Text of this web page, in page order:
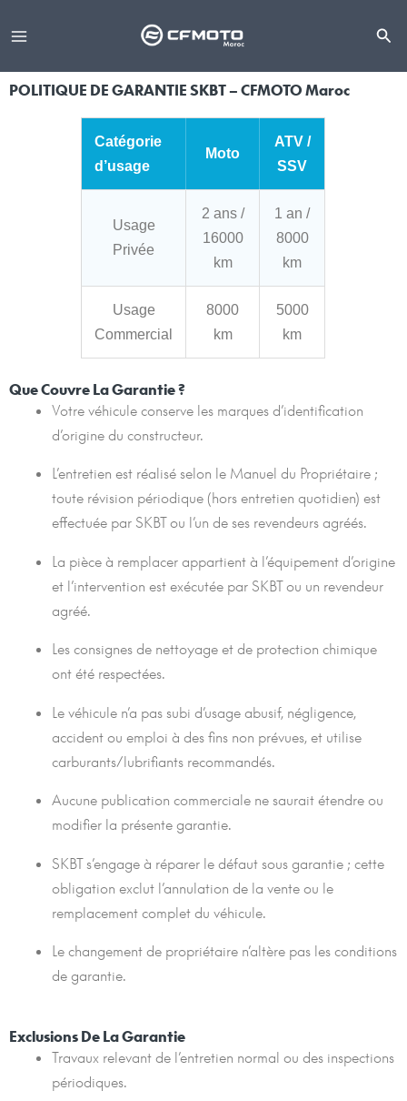
au
POLITIQUE DE GARANTIE SKBT – CFMOTO Maroc
Catégorie
d’usage
Moto
ATV /
SSV
Usage
Privée
2 ans /
16000
km
1 an /
8000
km
Usage
Commercial
8000
km
5000
km
Que Couvre La Garantie ?
Votre véhicule conserve les marques d’identification
d’origine du constructeur.
L’entretien est réalisé selon le Manuel du Propriétaire ;
toute révision périodique (hors entretien quotidien) est
effectuée par SKBT ou l’un de ses revendeurs agréés.
La pièce à remplacer appartient à l’équipement d’origine
et l’intervention est exécutée par SKBT ou un revendeur
agréé.
Les consignes de nettoyage et de protection chimique
ont été respectées.
Le véhicule n’a pas subi d’usage abusif, négligence,
accident ou emploi à des fins non prévues, et utilise
carburants/lubrifiants recommandés.
Aucune publication commerciale ne saurait étendre ou
modifier la présente garantie.
SKBT s’engage à réparer le défaut sous garantie ; cette
obligation exclut l’annulation de la vente ou le
remplacement complet du véhicule.
Le changement de propriétaire n’altère pas les conditions
de garantie.
Exclusions De La Garantie
Travaux relevant de l’entretien normal ou des inspections
périodiques.